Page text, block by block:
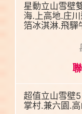
星動立山雪壁
海.上高地.庄
箔冰淇淋.飛驒
超值立山雪壁
掌村.兼六園.